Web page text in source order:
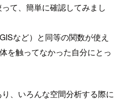
て、簡単に確認してみまし
など）と同等の関数が使え
を触ってなかった自分にとっ
、いろんな空間分析する際に